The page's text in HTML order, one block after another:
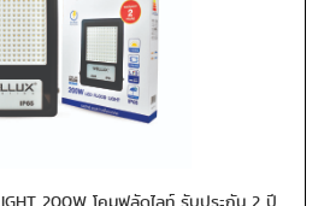
200W โคมฟลัดไลท์ รับประกัน 2 ปี